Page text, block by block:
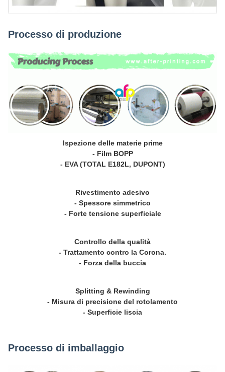
Processo di produzione
Ispezione delle materie prime
- Film BOPP
- EVA (TOTAL E182L, DUPONT)
Rivestimento adesivo
- Spessore simmetrico
- Forte tensione superficiale
Controllo della qualità
- Trattamento contro la Corona.
- Forza della buccia
Splitting & Rewinding
- Misura di precisione del rotolamento
- Superficie liscia
Processo di imballaggio